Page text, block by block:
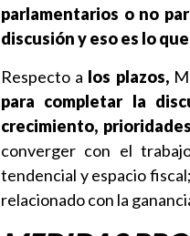
parlamentarios o no
discusión y eso es lo
Respecto a los plazos,
para completar la
crecimiento,
converger con el
tendencial y espacio
relacionado con la